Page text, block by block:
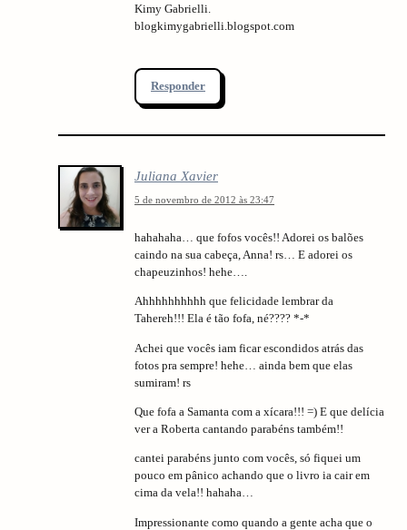
Kimy Gabrielli.
blogkimygabrielli.blogspot.com
Responder
Juliana Xavier
5 de novembro de 2012 às 23:47
hahahaha… que fofos vocês!! Adorei os balões
caindo na sua cabeça, Anna! rs… E adorei os
chapeuzinhos! hehe….
Ahhhhhhhhhh que felicidade lembrar da
Tahereh!!! Ela é tão fofa, né???? *-*
Achei que vocês iam ficar escondidos atrás das
fotos pra sempre! hehe… ainda bem que elas
sumiram! rs
Que fofa a Samanta com a xícara!!! =) E que delícia
ver a Roberta cantando parabéns também!!
cantei parabéns junto com vocês, só fiquei um
pouco em pânico achando que o livro ia cair em
cima da vela!! hahaha…
Impressionante como quando a gente acha que o